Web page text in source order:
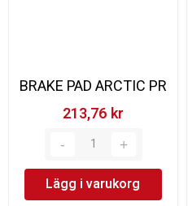
BRAKE PAD ARCTIC PR
213,76 kr‎
Lägg i varukorg